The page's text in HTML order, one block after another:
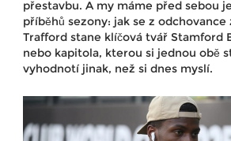
přestavbu. A my máme před sebou
příběhů sezony: jak se z odchovance
Trafford stane klíčová tvář Stamford
nebo kapitola, kterou si jednou obě
vyhodnotí jinak, než si dnes myslí.